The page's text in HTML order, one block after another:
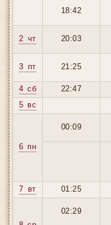
18:42
2 чт 20:03
3 пт 21:25
4 сб
22:47
5 вс
6 пн
00:09
7 вт 01:25
02:29